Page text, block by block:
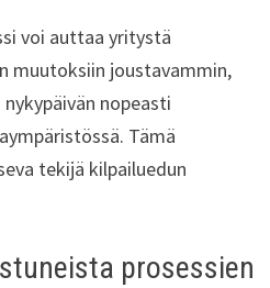
voi auttaa yritystä
muutoksiin joustavammin,
nopeasti
Tämä
tekijä kilpailuedun
prosessien